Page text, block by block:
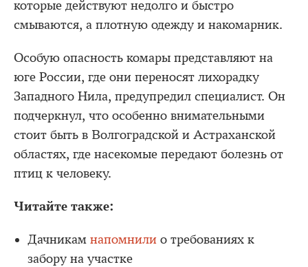
которые действуют недолго и быстро
смываются, а плотную одежду и накомарник.
Особую опасность комары представляют на
юге России, где они переносят лихорадку
Западного Нила, предупредил специалист. Он
подчеркнул, что особенно внимательными
стоит быть в Волгоградской и Астраханской
областях, где насекомые передают болезнь от
птиц к человеку.
Читайте также:
Дачникам напомнили о требованиях к
забору на участке